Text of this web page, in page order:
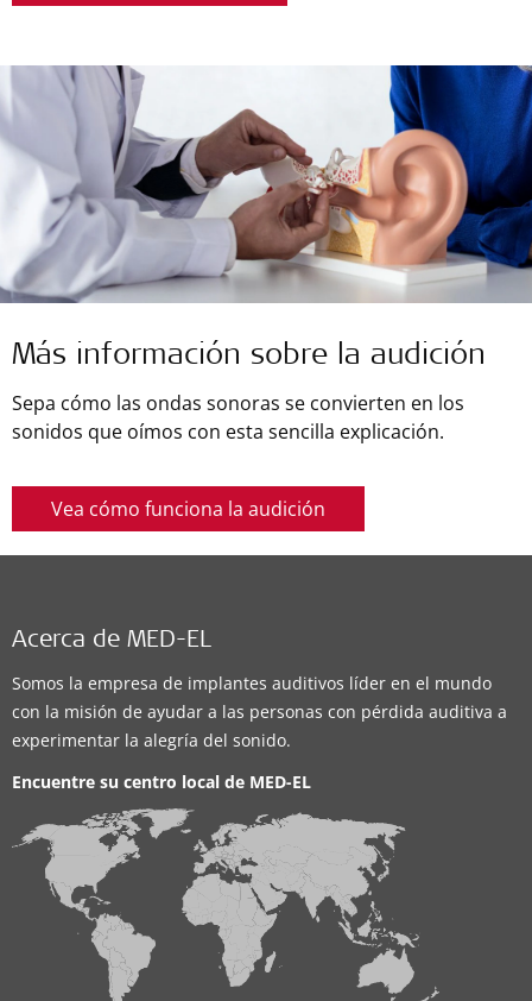
Más información sobre la audición
Sepa cómo las ondas sonoras se convierten en los
sonidos que oímos con esta sencilla explicación.
Vea cómo funciona la audición
Acerca de MED-EL
Somos la empresa de implantes auditivos líder en el mundo
con la misión de ayudar a las personas con pérdida auditiva a
experimentar la alegría del sonido.
Encuentre su centro local de MED-EL